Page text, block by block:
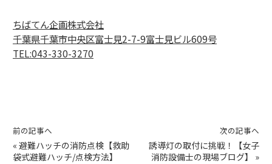
ちばてん企画株式会社
千葉県千葉市中央区富士見2-7-9富士見ビル609号
TEL:043-330-3270
前の記事へ
« 避難ハッチの消防点検【救助
袋式避難ハッチ/点検方法】
次の記事へ
誘導灯の取付に挑戦！【女子
消防設備士の現場ブログ】
»